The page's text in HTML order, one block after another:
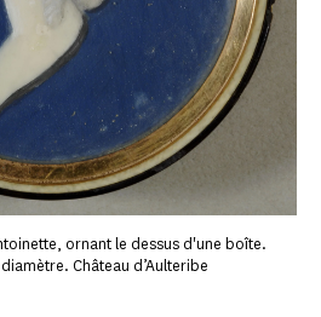
ornant le dessus d'une boîte.
Château d’Aulteribe